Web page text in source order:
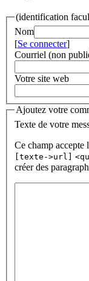
(identification
Nom
[Se connecter]
Courriel (non
Votre site web
Ajoutez votre
Texte de votre
Ce champ accepte
[texte->url]
créer des